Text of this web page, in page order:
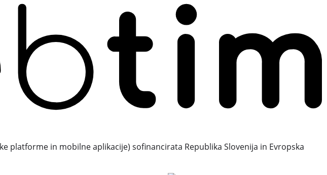
platforme in mobilne aplikacije) sofinancirata Republika Slovenija in Evropska